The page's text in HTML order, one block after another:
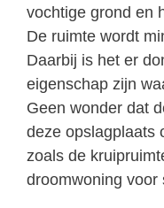
vochtige grond en
De ruimte wordt
Daarbij is het er
eigenschap zijn
Geen wonder dat
deze opslagplaats
zoals de
droomwoning voor